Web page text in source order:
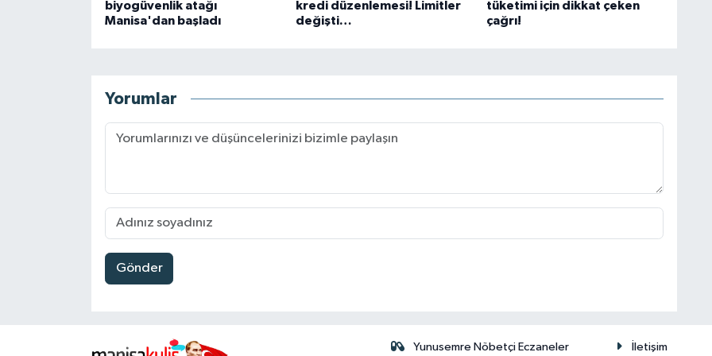
biyogüvenlik atağı
Manisa'dan başladı
kredi düzenlemesi! Limitler
değişti…
tüketimi için dikkat çeken
çağrı!
Yorumlar
Gönder
Yunusemre Nöbetçi Eczaneler İletişim